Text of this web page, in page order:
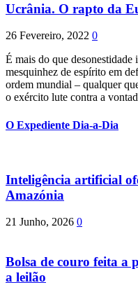
Ucrânia. O rapto da
26 Fevereiro, 2022 0
É mais do que
mesquinhez de espírito em
ordem mundial – qualquer
o exército lute contra a
O Expediente Dia-a-Dia
Inteligência artificial
Amazónia
21 Junho, 2026 0
Bolsa de couro feita a
a leilão